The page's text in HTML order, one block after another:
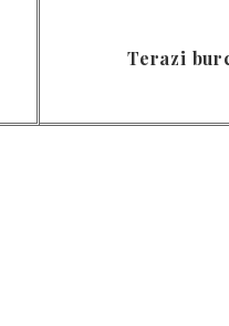
Terazi